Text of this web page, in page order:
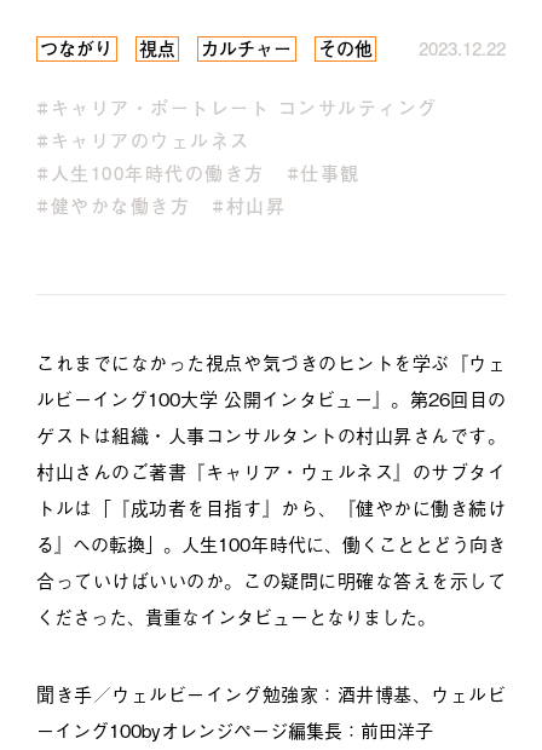
つながり 視点 カルチャー その他 2023.12.22
#キャリア・ポートレート コンサルティング
#キャリアのウェルネス
#人生100年時代の働き方
#仕事観
#健やかな働き方
#村山昇
これまでになかった視点や気づきのヒントを学ぶ『ウェ
ルビーイング100大学 公開インタビュー』。第26回目の
ゲストは組織・人事コンサルタントの村山昇さんです。
村山さんのご著書『キャリア・ウェルネス』のサブタイ
トルは「『成功者を目指す』から、『健やかに働き続け
る』への転換」。人生100年時代に、働くこととどう向き
合っていけばいいのか。この疑問に明確な答えを示して
くださった、貴重なインタビューとなりました。
聞き手／ウェルビーイング勉強家：酒井博基、ウェルビ
ーイング100byオレンジページ編集長：前田洋子